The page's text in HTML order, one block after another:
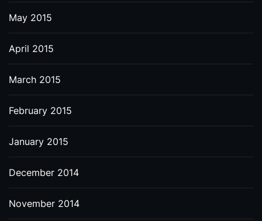
May 2015
April 2015
March 2015
February 2015
January 2015
December 2014
November 2014